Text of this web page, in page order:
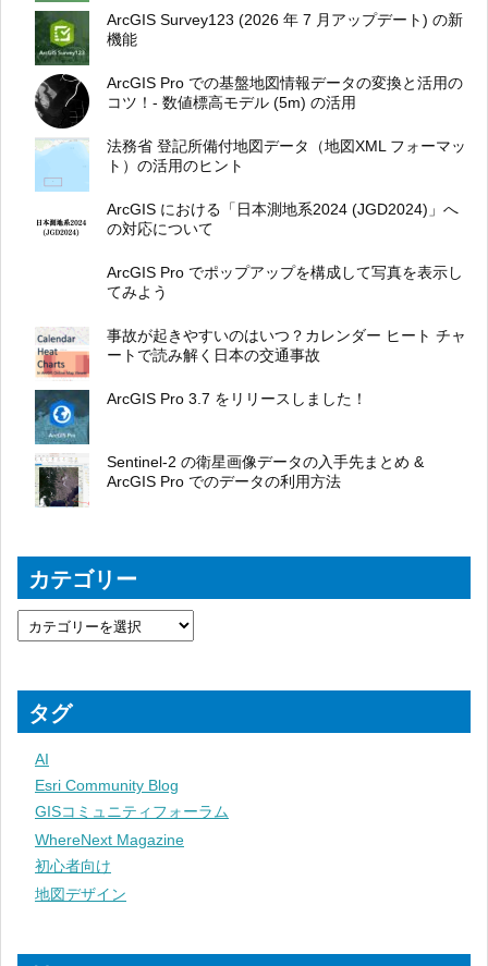
ArcGIS Survey123 (2026 年 7 月アップデート) の新
機能
ArcGIS Pro での基盤地図情報データの変換と活用の
コツ！- 数値標高モデル (5m) の活用
法務省 登記所備付地図データ（地図XML フォーマッ
ト）の活用のヒント
ArcGIS における「日本測地系2024 (JGD2024)」へ
の対応について
ArcGIS Pro でポップアップを構成して写真を表示し
てみよう
事故が起きやすいのはいつ？カレンダー ヒート チャ
ートで読み解く日本の交通事故
ArcGIS Pro 3.7 をリリースしました！
Sentinel-2 の衛星画像データの入手先まとめ &
ArcGIS Pro でのデータの利用方法
カテゴリー
タグ
AI
Esri Community Blog
GISコミュニティフォーラム
WhereNext Magazine
初心者向け
地図デザイン